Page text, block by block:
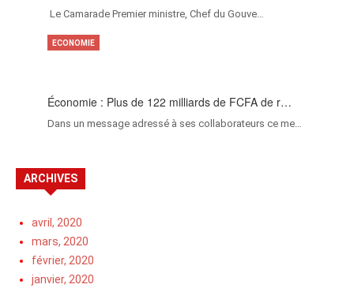
‎Le Camarade Premier ministre, Chef du Gouve…
Économie : Plus de 122 milliards de FCFA de r…
Dans un message adressé à ses collaborateurs ce me…
ECONOMIE
ARCHIVES
avril, 2020
mars, 2020
février, 2020
janvier, 2020